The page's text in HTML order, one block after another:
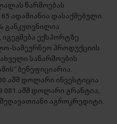
წარმოებას
ადამიანია დასაქმებული.
განკუთვნილია
ექსპორტზე
სამეურნეო პროდუქციის
საწარმოების
ბენეფიციარია.
აშშ დოლარი ინვესტიცია
081 აშშ დოლარი გრანტია,
აგროკრედიტი.